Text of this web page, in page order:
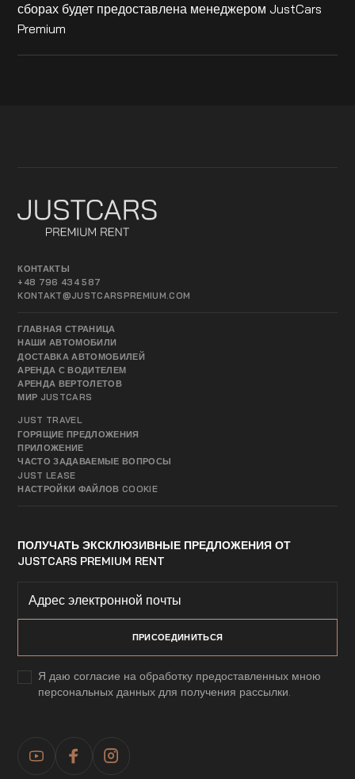
сборах будет предоставлена менеджером JustCars
Premium
КОНТАКТЫ
+48 796 434 587
KONTAKT@JUSTCARSPREMIUM.COM
ГЛАВНАЯ СТРАНИЦА
НАШИ АВТОМОБИЛИ
ДОСТАВКА АВТОМОБИЛЕЙ
АРЕНДА С ВОДИТЕЛЕМ
АРЕНДА ВЕРТОЛЕТОВ
МИР JUSTCARS
JUST TRAVEL
ГОРЯЩИЕ ПРЕДЛОЖЕНИЯ
ПРИЛОЖЕНИЕ
ЧАСТО ЗАДАВАЕМЫЕ ВОПРОСЫ
JUST LEASE
НАСТРОЙКИ ФАЙЛОВ COOKIE
ПОЛУЧАТЬ ЭКСКЛЮЗИВНЫЕ ПРЕДЛОЖЕНИЯ ОТ
JUSTCARS PREMIUM RENT
Я даю согласие на обработку предоставленных мною
персональных данных для получения рассылки.